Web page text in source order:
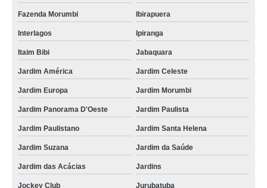
Fazenda Morumbi Ibirapuera
Interlagos Ipiranga
Itaim Bibi Jabaquara
Jardim América Jardim Celeste
Jardim Europa Jardim Morumbi
Jardim Panorama D'Oeste Jardim Paulista
Jardim Paulistano Jardim Santa Helena
Jardim Suzana Jardim da Saúde
Jardim das Acácias Jardins
Jockey Club Jurubatuba